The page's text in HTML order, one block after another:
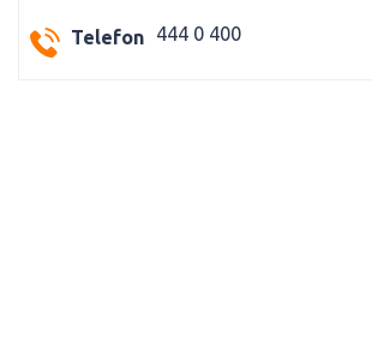
Telefon 444 0 400